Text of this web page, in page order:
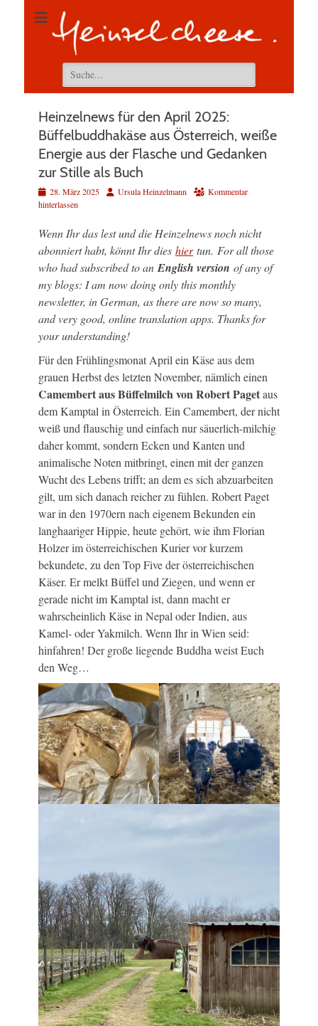
Suchen
nach:
Heinzelnews für den April 2025:
Büffelbuddhakäse aus Österreich, weiße
Energie aus der Flasche und Gedanken
zur Stille als Buch
Veröffentlicht
am
28. März 2025 AutorUrsula Heinzelmann
Kommentar
hinterlassen
Wenn Ihr das lest und die Heinzelnews noch nicht
abonniert habt, könnt Ihr dies hiertun. For all those
who had subscribed to anEnglish version of any of
my blogs: I am now doing only this monthly
newsletter, in German, as there are now so many,
and very good, online translation apps. Thanks for
your understanding!
Für den Frühlingsmonat April ein Käse aus dem
grauen Herbst des letzten November, nämlich einen
Camembert aus Büffelmilch von Robert Pagetaus
dem Kamptal in Österreich. Ein Camembert, der nicht
weiß und flauschig und einfach nur säuerlich-milchig
daher kommt, sondern Ecken und Kanten und
animalische Noten mitbringt, einen mit der ganzen
Wucht des Lebens trifft; an dem es sich abzuarbeiten
gilt, um sich danach reicher zu fühlen. Robert Paget
war in den 1970ern nach eigenem Bekunden ein
langhaariger Hippie, heute gehört, wie ihm Florian
Holzer im österreichischen Kurier vor kurzem
bekundete, zu den Top Five der österreichischen
Käser. Er melkt Büffel und Ziegen, und wenn er
gerade nicht im Kamptal ist, dann macht er
wahrscheinlich Käse in Nepal oder Indien, aus
Kamel- oder Yakmilch. Wenn Ihr in Wien seid:
hinfahren! Der große liegende Buddha weist Euch
den Weg…